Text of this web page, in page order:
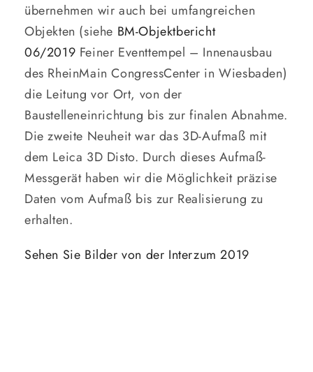
übernehmen wir auch bei umfangreichen
Objekten (siehe BM-Objektbericht
06/2019 Feiner Eventtempel – Innenausbau
des RheinMain CongressCenter in Wiesbaden)
die Leitung vor Ort, von der
Baustelleneinrichtung bis zur finalen Abnahme.
Die zweite Neuheit war das 3D-Aufmaß mit
dem Leica 3D Disto. Durch dieses Aufmaß-
Messgerät haben wir die Möglichkeit präzise
Daten vom Aufmaß bis zur Realisierung zu
erhalten.
Sehen Sie Bilder von der Interzum 2019